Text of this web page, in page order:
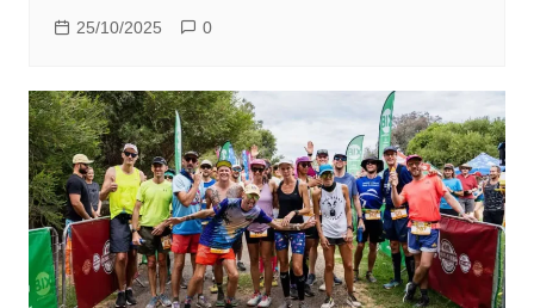
25/10/2025 0